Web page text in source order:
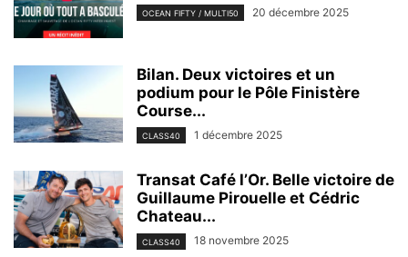
OCEAN FIFTY / MULTI50 20 décembre 2025
Bilan. Deux victoires et un
podium pour le Pôle Finistère
Course...
CLASS40 1 décembre 2025
Transat Café l’Or. Belle victoire de
Guillaume Pirouelle et Cédric
Chateau...
CLASS40 18 novembre 2025